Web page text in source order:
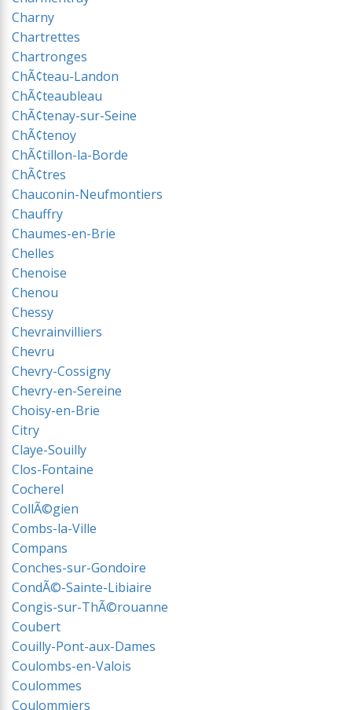
Charny
Chartrettes
Chartronges
ChÃ¢teau-Landon
ChÃ¢teaubleau
ChÃ¢tenay-sur-Seine
ChÃ¢tenoy
ChÃ¢tillon-la-Borde
ChÃ¢tres
Chauconin-Neufmontiers
Chauffry
Chaumes-en-Brie
Chelles
Chenoise
Chenou
Chessy
Chevrainvilliers
Chevru
Chevry-Cossigny
Chevry-en-Sereine
Choisy-en-Brie
Citry
Claye-Souilly
Clos-Fontaine
Cocherel
CollÃ©gien
Combs-la-Ville
Compans
Conches-sur-Gondoire
CondÃ©-Sainte-Libiaire
Congis-sur-ThÃ©rouanne
Coubert
Couilly-Pont-aux-Dames
Coulombs-en-Valois
Coulommes
Coulommiers